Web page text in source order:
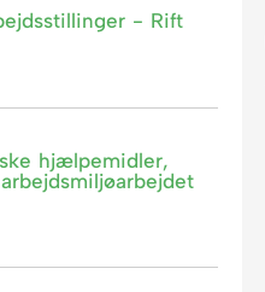
- Rift
hjælpemidler,